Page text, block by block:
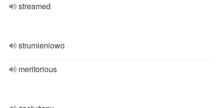
streamed
strumieniowo
meritorious